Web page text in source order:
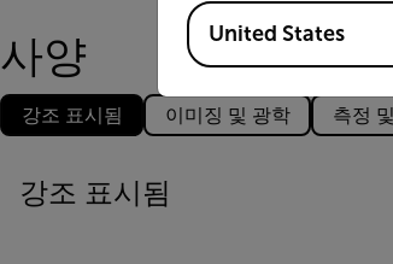
사양
강조 표시됨 이미징 및 광학 측정
강조 표시됨
Available Locations
United States